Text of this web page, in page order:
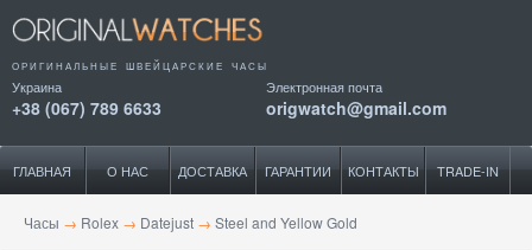
ОРИГИНАЛЬНЫЕ ШВЕЙЦАРСКИЕ ЧАСЫ
Украина
+38 (067) 789 6633
Электронная почта
origwatch@gmail.com
ГЛАВНАЯ О НАС ДОСТАВКА ГАРАНТИИ КОНТАКТЫ TRADE-IN
Часы → Rolex → Datejust → Steel and Yellow Gold